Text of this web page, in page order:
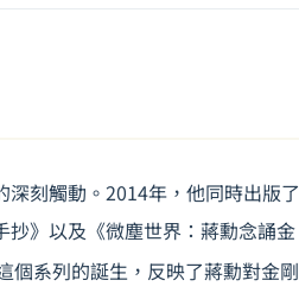
刻觸動。2014年，他同時出版了
抄》以及《微塵世界：蔣勳念誦金
個系列的誕生，反映了蔣勳對金剛